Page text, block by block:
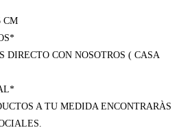
CM
DIRECTO CON NOSOTROS ( CASA
A TU MEDIDA ENCONTRARÀS